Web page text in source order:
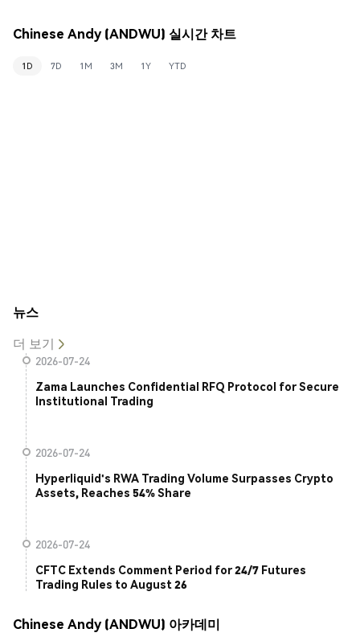
Chinese Andy (ANDWU) 실시간 차트
1D 7D 1M 3M 1Y YTD
뉴스
더 보기
2026-07-24
Zama Launches Confidential RFQ Protocol for Secure
Institutional Trading
2026-07-24
Hyperliquid's RWA Trading Volume Surpasses Crypto
Assets, Reaches 54% Share
2026-07-24
CFTC Extends Comment Period for 24/7 Futures
Trading Rules to August 26
Chinese Andy (ANDWU) 아카데미